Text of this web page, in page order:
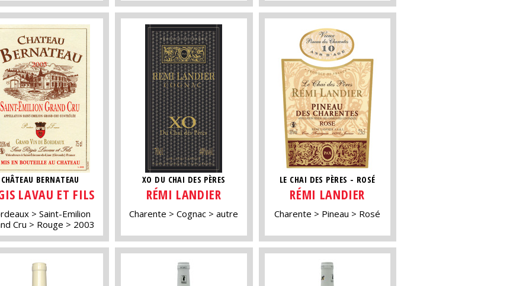
CHÂTEAU BERNATEAU
LAVAU ET FILS
Saint-Emilion
Cru
Rouge 2003
XO DU CHAI DES PÈRES
RÉMI LANDIER
Charente Cognac autre
LE CHAI DES PÈRES - ROSÉ
RÉMI LANDIER
Charente Pineau Rosé